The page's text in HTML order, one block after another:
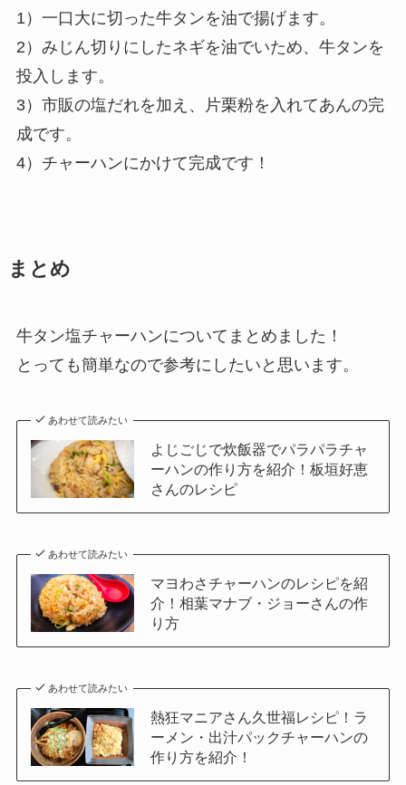
1）一口大に切った牛タンを油で揚げます。
2）みじん切りにしたネギを油でいため、牛タンを
投入します。
3）市販の塩だれを加え、片栗粉を入れてあんの完
成です。
4）チャーハンにかけて完成です！
まとめ
牛タン塩チャーハンについてまとめました！
とっても簡単なので参考にしたいと思います。
あわせて読みたい
よじごじで炊飯器でパラパラチャ
ーハンの作り方を紹介！板垣好恵
さんのレシピ
あわせて読みたい
マヨわさチャーハンのレシピを紹
介！相葉マナブ・ジョーさんの作
り方
あわせて読みたい
熱狂マニアさん久世福レシピ！ラ
ーメン・出汁パックチャーハンの
作り方を紹介！